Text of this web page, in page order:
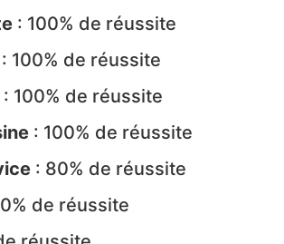
: 100% de réussite
: 100% de réussite
: 100% de réussite
: 100% de réussite
: 80% de réussite
de réussite